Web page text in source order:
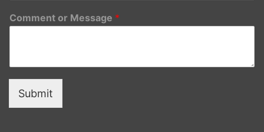
Comment or Message *
Submit